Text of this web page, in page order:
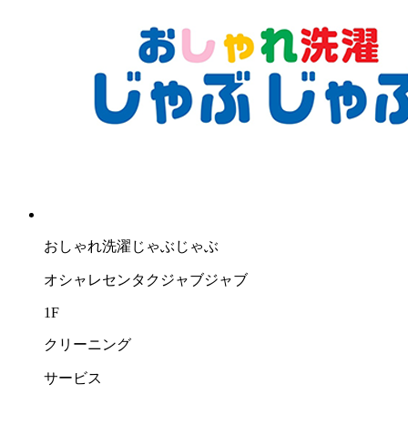
おしゃれ洗濯じゃぶじゃぶ
オシャレセンタクジャブジャブ
1F
クリーニング
サービス